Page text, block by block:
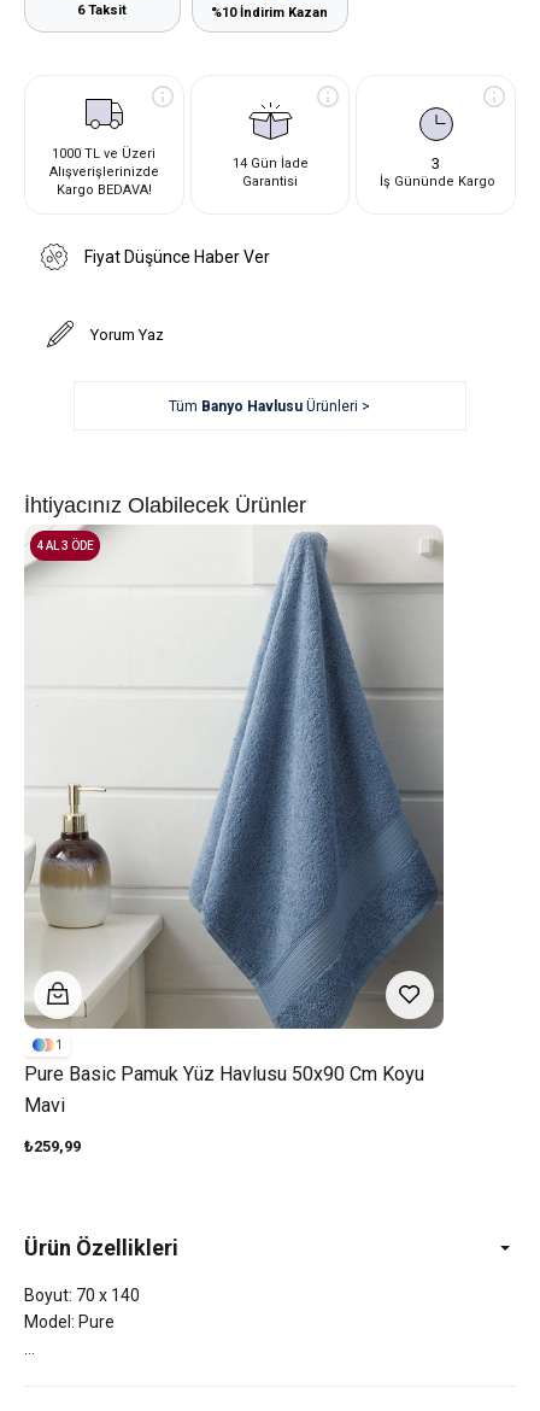
6 Taksit
%10 İndirim Kazan
1000 TL ve Üzeri
Alışverişlerinizde
Kargo BEDAVA!
14 Gün İade
Garantisi
3
İş Gününde Kargo
Fiyat Düşünce Haber Ver
Yorum Yaz
Tüm Banyo Havlusu Ürünleri >
İhtiyacınız Olabilecek Ürünler
Pure Basic Pamuk Yüz Havlusu 50x90 Cm Koyu
Mavi
₺259,99
1
4 AL 3 ÖDE
Ürün Özellikleri
Boyut: 70 x 140
Model: Pure